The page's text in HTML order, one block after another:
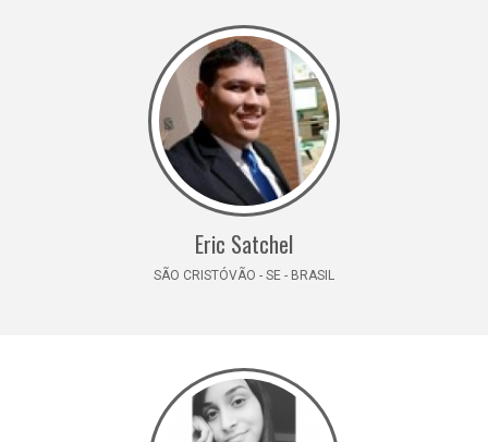
Eric Satchel
SÃO CRISTÓVÃO - SE - BRASIL